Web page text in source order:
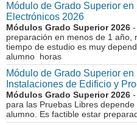
Módulo de Grado Superior
Electrónicos 2026
Módulos Grado Superior 2026
preparación en menos de 1 año,
tiempo de estudio es muy
alumno horas
Módulo de Grado Superior
Instalaciones de Edificio y
Módulos Grado Superior 2026
para las Pruebas Libres
alumno. Es factible estar